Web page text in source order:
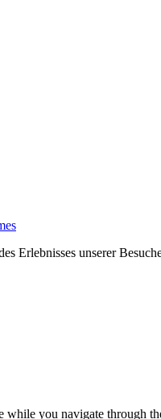
Erlebnisses unserer
you navigate through